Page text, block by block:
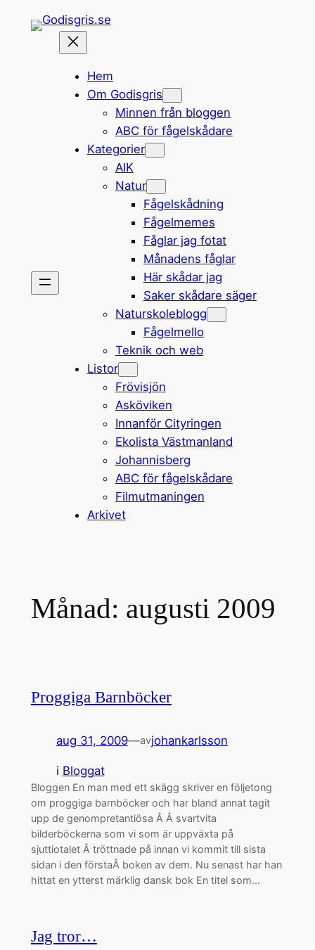
Hem
Om Godisgris
Minnen från bloggen
ABC för fågelskådare
Kategorier
AIK
Natur
Fågelskådning
Fågelmemes
Fåglar jag fotat
Månadens fåglar
Här skådar jag
Saker skådare säger
Naturskoleblogg
Fågelmello
Teknik och web
Listor
Frövisjön
Asköviken
Innanför Cityringen
Ekolista Västmanland
Johannisberg
ABC för fågelskådare
Filmutmaningen
Arkivet
Månad: augusti 2009
Proggiga Barnböcker
aug 31, 2009—avjohankarlsson
i Bloggat
Bloggen En man med ett skägg skriver en följetong
om proggiga barnböcker och har bland annat tagit
upp de genompretantiösa Â Â svartvita
bilderböckerna som vi som är uppväxta på
sjuttiotalet Â tröttnade på innan vi kommit till sista
sidan i den förstaÂ boken av dem. Nu senast har han
hittat en ytterst märklig dansk bok En titel som…
Jag tror…